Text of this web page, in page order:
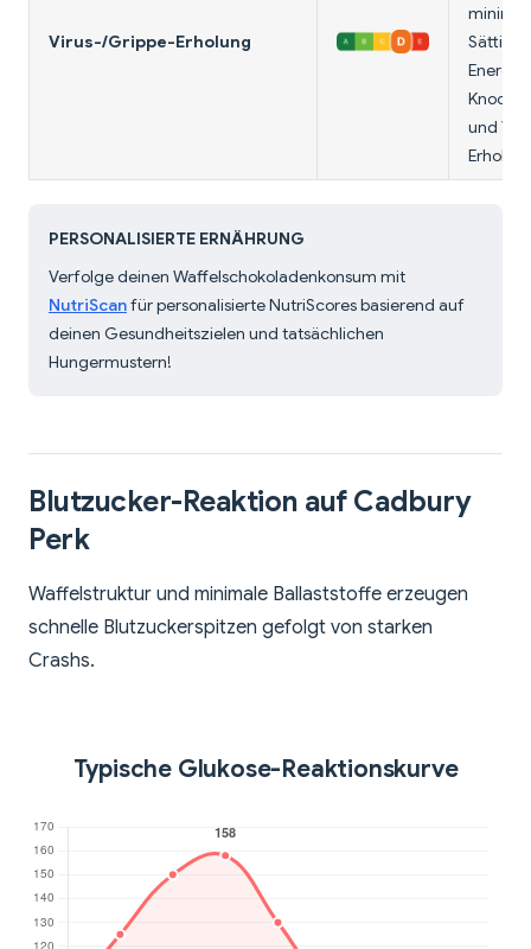
Virus-/Grippe-Erholung
und
PERSONALISIERTE ERNÄHRUNG
Verfolge deinen Waffelschokoladenkonsum mit
NutriScanfür personalisierte NutriScores basierend auf
deinen Gesundheitszielen und tatsächlichen
Hungermustern!
Blutzucker-Reaktion auf Cadbury
Perk
Waffelstruktur und minimale Ballaststoffe erzeugen
schnelle Blutzuckerspitzen gefolgt von starken
Crashs.
Typische Glukose-Reaktionskurve